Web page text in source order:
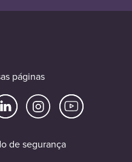
páginas
de segurança